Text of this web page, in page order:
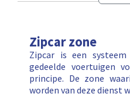
Zipcar zone
Zipcar is een
gedeelde voertuigen
principe. De zone
worden van deze dienst